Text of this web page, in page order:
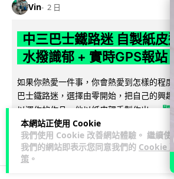
本網站正使用 Cookie
我們使用 Cookie 改善網站體驗。 繼續使
我們的網站即表示您同意我們的 Cookie
策 。
Vin 2 日
中三巴士鐵路迷 自製紙皮
水撥識郁 + 實時GPS報站
如果你熱愛一件事，你會熱愛到怎樣的程
巴士鐵路迷，選擇由零開始，把自己的興
以運作的作品。他以紙皮親手製作出... 閱
4,788 263 ↗ 分享